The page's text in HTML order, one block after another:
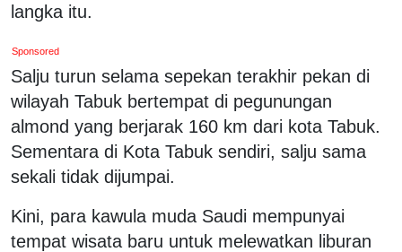
langka itu.
Sponsored
Salju turun selama sepekan terakhir pekan di
wilayah Tabuk bertempat di pegunungan
almond yang berjarak 160 km dari kota Tabuk.
Sementara di Kota Tabuk sendiri, salju sama
sekali tidak dijumpai.
Kini, para kawula muda Saudi mempunyai
tempat wisata baru untuk melewatkan liburan